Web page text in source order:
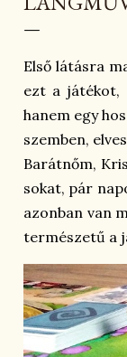
Első látásra
ezt a játékot,
hanem egy
szemben,
Barátnőm,
sokat, pár
azonban van
természetű a